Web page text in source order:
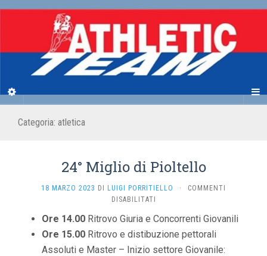
Categoria: atletica
24° Miglio di Pioltello
18 MARZO 2023 DI LUIGI PORRITIELLO ·
COMMENTI
DISABILITATI
MIGLIO
DI
Ore 14.00 Ritrovo Giuria e Concorrenti Giovanili
Ore 15.00 Ritrovo e distibuzione pettorali
Assoluti e Master – Inizio settore Giovanile: